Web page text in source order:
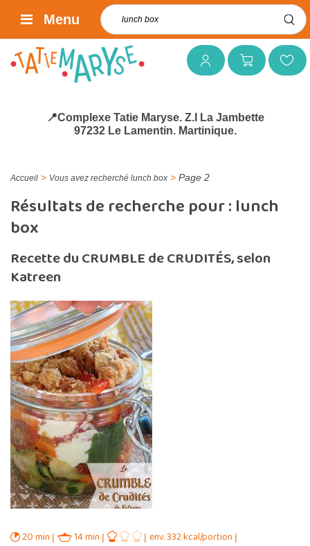
Mon compteMon panierMes favoris
Rechercher :
Menu
📍Complexe Tatie Maryse. Z.I La Jambette
97232 Le Lamentin. Martinique.
Accueil > Vous avez recherché lunch box > Page 2
Résultats de recherche pour : lunch
box
Recette du CRUMBLE de CRUDITÉS, selon
Katreen
20 min 14 min
env. 332 kcal/portion